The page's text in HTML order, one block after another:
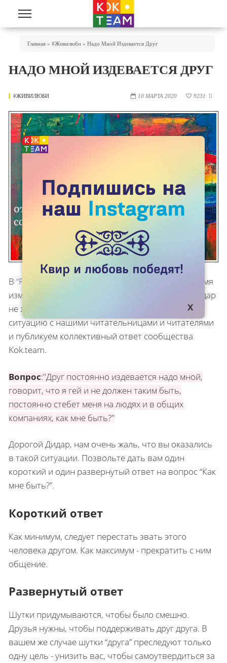
Перейти к основному содержанию
Главная » #живилюби » Надо Мной Издевается Друг
НАДО МНОЙ ИЗДЕВАЕТСЯ ДРУГ
#ЖИВИЛЮБИ 10 МАРТА 2020 9231 
В “Расскажи о беде”
пришел вопрос от Дидара (имя
изменено), над которым издевается его друг. Дидар
не знает, что с этим делать. Мы обсудили эту
ситуацию с нашими читательницами и читателями
и публикуем коллективный ответ сообщества
Kok.team.
Вопрос:"Друг постоянно издевается надо мной,
говорит, что я гей и не должен таким быть,
постоянно стебет меня на людях и в общих
компаниях, как мне быть?"
Дорогой Дидар, нам очень жаль, что вы оказались
в такой ситуации. Позвольте дать вам один
короткий и один развернутый ответ на вопрос “Как
мне быть?”.
Короткий ответ
Как минимум, следует перестать звать этого
человека другом. Как максимум - прекратить с ним
общение.
Развернутый ответ
Шутки придумываются, чтобы было смешно.
Друзья нужны, чтобы поддерживать друг друга. В
вашем же случае шутки “друга” преследуют только
одну цель - унизить вас, чтобы самоутвердиться за